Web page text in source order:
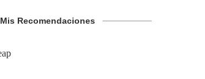
Mis Recomendaciones